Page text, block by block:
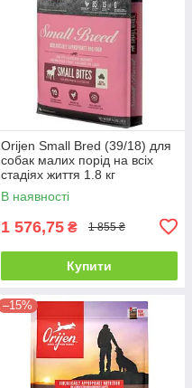
Orijen Small Bred (39/18) для
собак малих порід на всіх
стадіях життя 1.8 кг
В наявності
1 576,75 ₴ 1 855 ₴
Купити
–15%